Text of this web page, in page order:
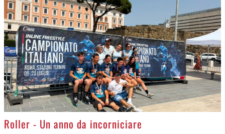
>
Roller - Un anno da incorniciare